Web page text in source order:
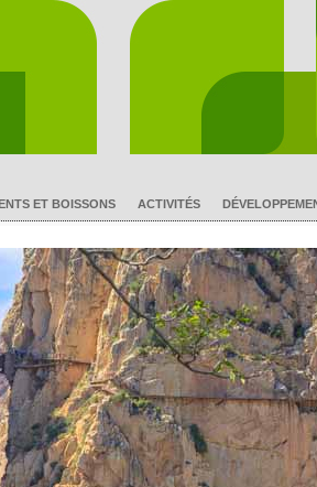
ET BOISSONS ACTIVITÉS